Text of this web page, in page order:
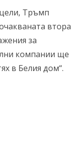
Тръмп
втора
за
компании ще
в Белия дом“.